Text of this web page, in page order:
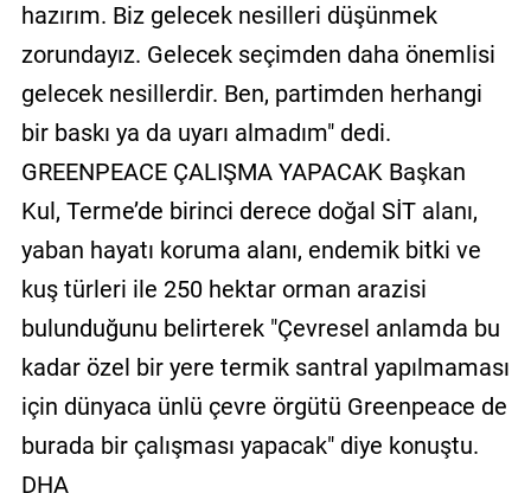
hazırım. Biz gelecek nesilleri düşünmek
zorundayız. Gelecek seçimden daha önemlisi
gelecek nesillerdir. Ben, partimden herhangi
bir baskı ya da uyarı almadım" dedi.
GREENPEACE ÇALIŞMA YAPACAK Başkan
Kul, Terme’de birinci derece doğal SİT alanı,
yaban hayatı koruma alanı, endemik bitki ve
kuş türleri ile 250 hektar orman arazisi
bulunduğunu belirterek "Çevresel anlamda bu
kadar özel bir yere termik santral yapılmaması
için dünyaca ünlü çevre örgütü Greenpeace de
burada bir çalışması yapacak" diye konuştu.
DHA